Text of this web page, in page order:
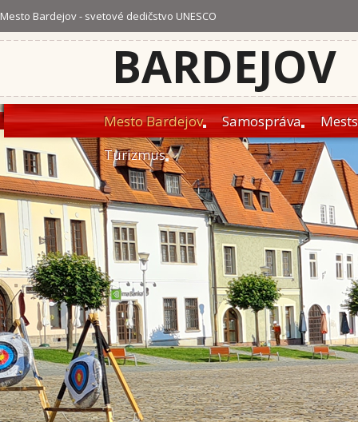
Mesto Bardejov - svetové dedičstvo UNESCO
BARDEJOV
Mesto Bardejov Samospráva
Turizmus